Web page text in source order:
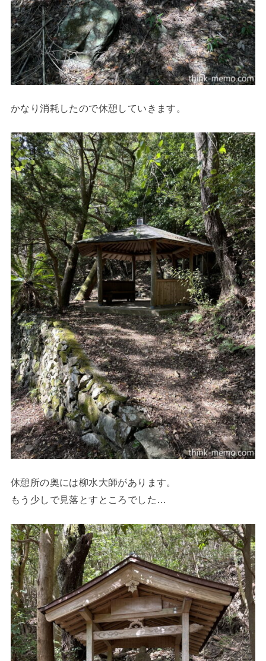
かなり消耗したので休憩していきます。
休憩所の奥には柳水大師があります。
もう少しで見落とすところでした…